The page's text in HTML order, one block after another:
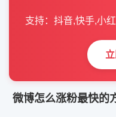
支持：抖音,快手,小
微博怎么涨粉最快的